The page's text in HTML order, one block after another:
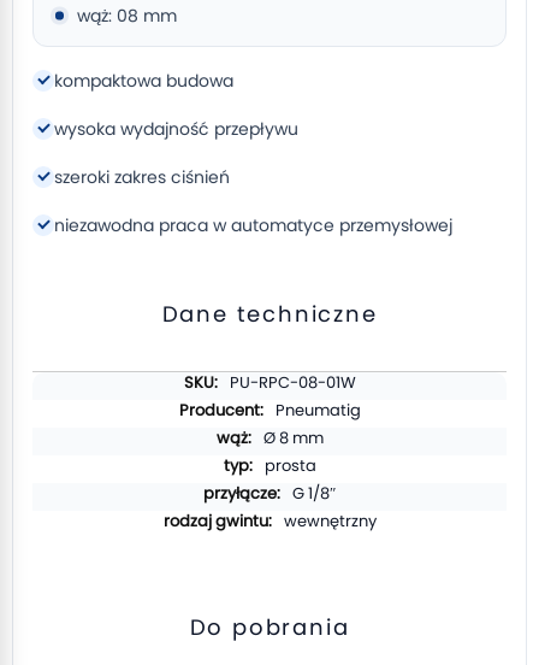
wąż: 08 mm
kompaktowa budowa
wysoka wydajność przepływu
szeroki zakres ciśnień
niezawodna praca w automatyce przemysłowej
Dane techniczne
PU-RPC-08-01W
Pneumatig
Ø 8 mm
prosta
G 1/8″
wewnętrzny
Do pobrania